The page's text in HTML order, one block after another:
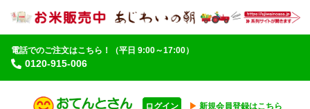
電話でのご注文はこちら！
0120-915-006
（平日 9:00～17:00）
ログイン ▶︎ 新規会員登録はこちら